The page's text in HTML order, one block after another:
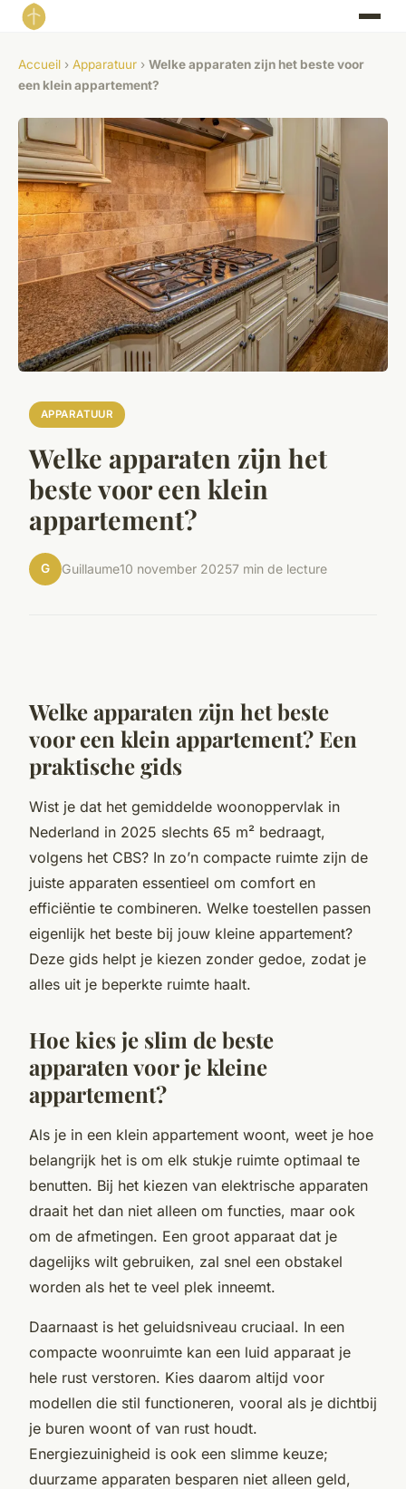
Accueil › Apparatuur › Welke apparaten zijn het beste voor
een klein appartement?
APPARATUUR
Welke apparaten zijn het
beste voor een klein
appartement?
G Guillaume10 november 20257 min de lecture
Welke apparaten zijn het beste
voor een klein appartement? Een
praktische gids
Wist je dat het gemiddelde woonoppervlak in
Nederland in 2025 slechts 65 m² bedraagt,
volgens het CBS? In zo’n compacte ruimte zijn de
juiste apparaten essentieel om comfort en
efficiëntie te combineren. Welke toestellen passen
eigenlijk het beste bij jouw kleine appartement?
Deze gids helpt je kiezen zonder gedoe, zodat je
alles uit je beperkte ruimte haalt.
Hoe kies je slim de beste
apparaten voor je kleine
appartement?
Als je in een klein appartement woont, weet je hoe
belangrijk het is om elk stukje ruimte optimaal te
benutten. Bij het kiezen van elektrische apparaten
draait het dan niet alleen om functies, maar ook
om de afmetingen. Een groot apparaat dat je
dagelijks wilt gebruiken, zal snel een obstakel
worden als het te veel plek inneemt.
Daarnaast is het geluidsniveau cruciaal. In een
compacte woonruimte kan een luid apparaat je
hele rust verstoren. Kies daarom altijd voor
modellen die stil functioneren, vooral als je dichtbij
je buren woont of van rust houdt.
Energiezuinigheid is ook een slimme keuze;
duurzame apparaten besparen niet alleen geld,